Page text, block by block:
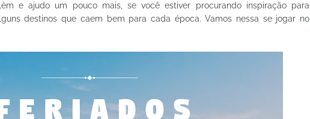
e ajudo um pouco mais, se você estiver procurando inspiração para
destinos que caem bem para cada época. Vamos nessa se jogar no